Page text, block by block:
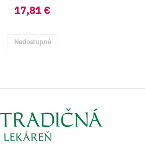
17,81 €
Nedostupné